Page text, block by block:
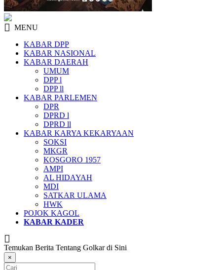
MENU
KABAR DPP
KABAR NASIONAL
KABAR DAERAH
UMUM
DPP l
DPP ll
KABAR PARLEMEN
DPR
DPRD l
DPRD ll
KABAR KARYA KEKARYAAN
SOKSI
MKGR
KOSGORO 1957
AMPI
AL HIDAYAH
MDI
SATKAR ULAMA
HWK
POJOK KAGOL
KABAR KADER
Temukan Berita Tentang Golkar di Sini
×